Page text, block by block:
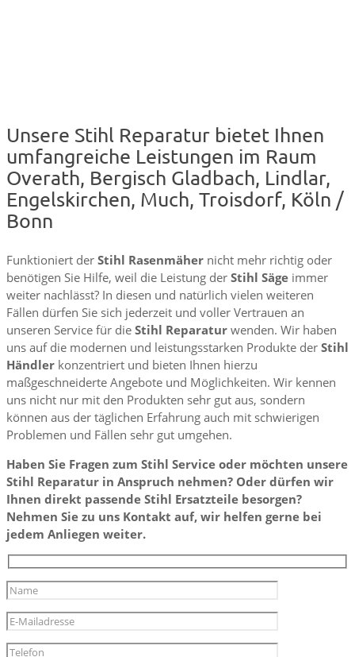
Unsere Stihl Reparatur bietet Ihnen
umfangreiche Leistungen im Raum
Overath, Bergisch Gladbach, Lindlar,
Engelskirchen, Much, Troisdorf, Köln /
Bonn
Funktioniert der Stihl Rasenmäher nicht mehr richtig oder
benötigen Sie Hilfe, weil die Leistung der Stihl Säge immer
weiter nachlässt? In diesen und natürlich vielen weiteren
Fällen dürfen Sie sich jederzeit und voller Vertrauen an
unseren Service für die Stihl Reparatur wenden. Wir haben
uns auf die modernen und leistungsstarken Produkte der Stihl
Händler konzentriert und bieten Ihnen hierzu
maßgeschneiderte Angebote und Möglichkeiten. Wir kennen
uns nicht nur mit den Produkten sehr gut aus, sondern
können aus der täglichen Erfahrung auch mit schwierigen
Problemen und Fällen sehr gut umgehen.
Haben Sie Fragen zum Stihl Service oder möchten unsere
Stihl Reparatur in Anspruch nehmen? Oder dürfen wir
Ihnen direkt passende Stihl Ersatzteile besorgen?
Nehmen Sie zu uns Kontakt auf, wir helfen gerne bei
jedem Anliegen weiter.